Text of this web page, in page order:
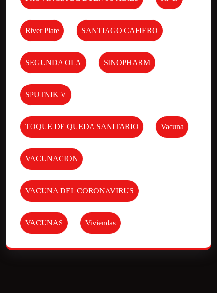
River Plate SANTIAGO CAFIERO
SEGUNDA OLA SINOPHARM
SPUTNIK V
TOQUE DE QUEDA SANITARIO Vacuna
VACUNACION
VACUNA DEL CORONAVIRUS
VACUNAS Viviendas